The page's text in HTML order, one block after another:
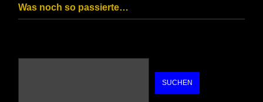
Was noch so passierte…
SUCHEN